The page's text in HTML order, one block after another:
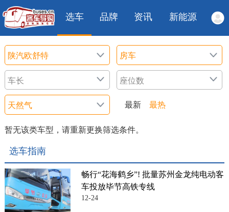
选车 品牌 资讯 新能源
最新 最热
暂无该类车型，请重新更换筛选条件。
选车指南
畅行“花海鹤乡”! 批量苏州金龙纯电动客
车投放毕节高铁专线
12-24